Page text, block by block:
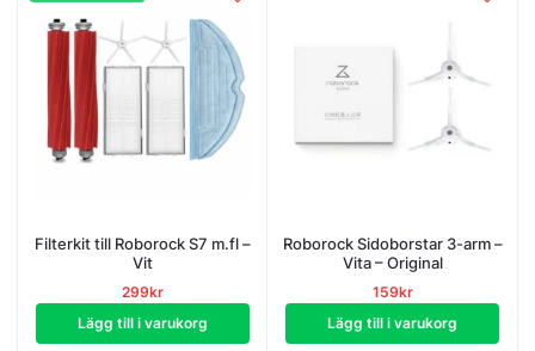
Filterkit till Roborock S7 m.fl –
Vit
299kr
Lägg till i varukorg
Roborock Sidoborstar 3-arm –
Vita – Original
159kr
Lägg till i varukorg